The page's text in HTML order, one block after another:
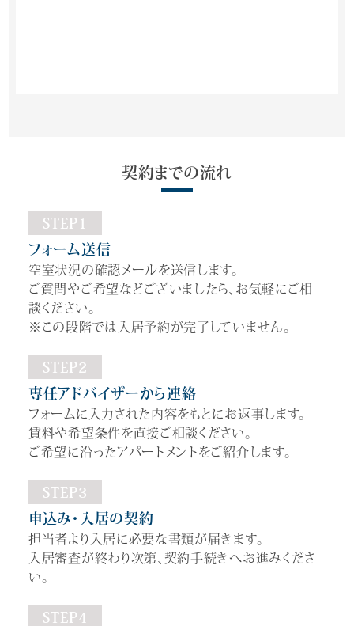
契約までの流れ
STEP1
フォーム送信
空室状況の確認メールを送信します。
ご質問やご希望などございましたら、お気軽にご相
談ください。
※この段階では入居予約が完了していません。
STEP2
専任アドバイザーから連絡
フォームに入力された内容をもとにお返事します。
賃料や希望条件を直接ご相談ください。
ご希望に沿ったアパートメントをご紹介します。
STEP3
申込み・入居の契約
担当者より入居に必要な書類が届きます。
入居審査が終わり次第、契約手続きへお進みくださ
い。
STEP4